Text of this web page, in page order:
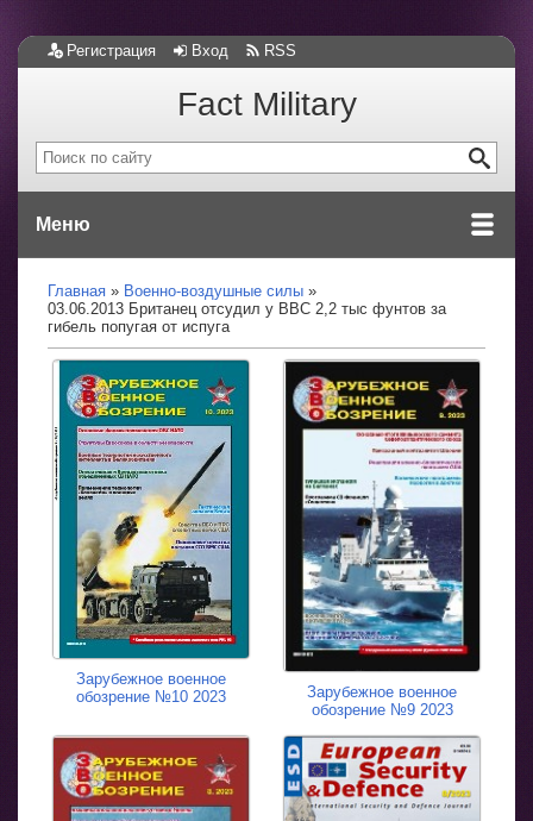
Регистрация Вход RSS
Fact Military
Меню
Главная
Военно-воздушные силы
03.06.2013 Британец отсудил у ВВС 2,2 тыс фунтов за
гибель попугая от испуга
Зарубежное военное
обозрение №10 2023
Зарубежное военное
обозрение №9 2023